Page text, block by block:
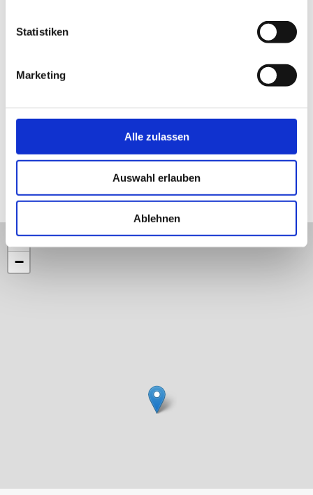
Statistiken
Marketing
Alle zulassen
Auswahl erlauben
Ablehnen
zurückvor
keine Bildunterschrift © Kurverwaltung Ostseebad Rerik
Lage und Umgebung
+
−